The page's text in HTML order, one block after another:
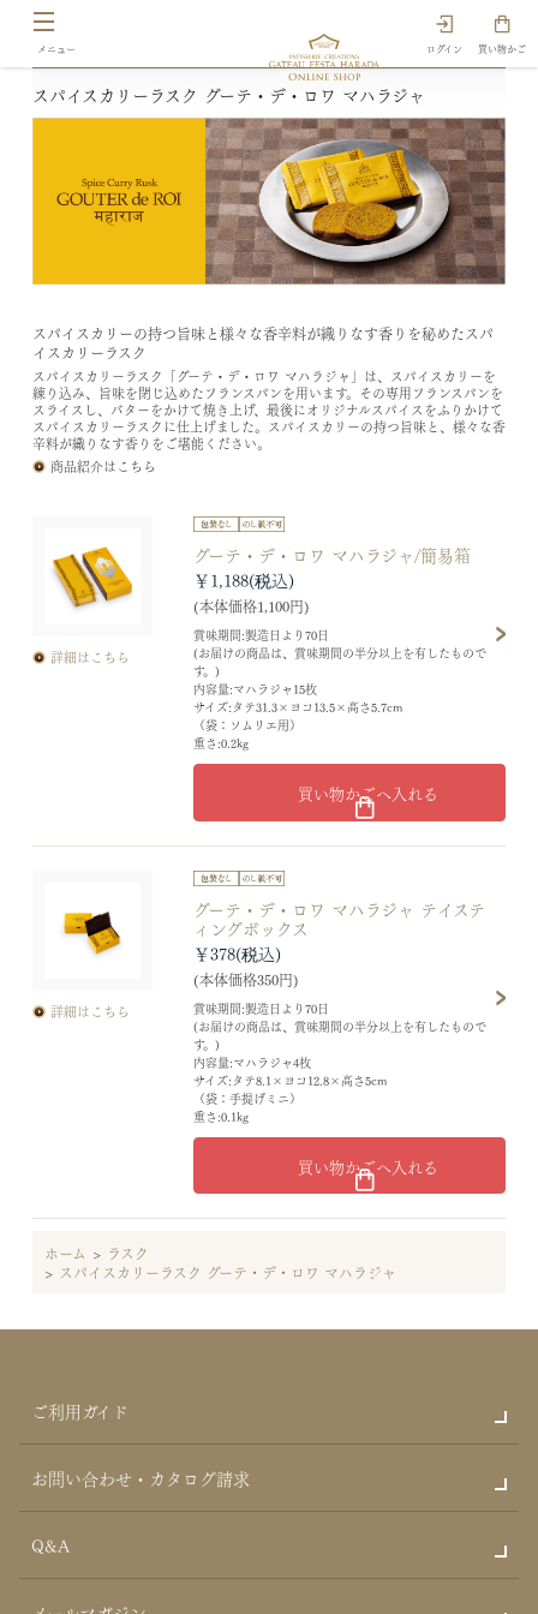
ログイン 買い物かご
スパイスカリーラスク グーテ・デ・ロワ マハラジャ
スパイスカリーの持つ旨味と様々な香辛料が織りなす香りを秘めたスパ
イスカリーラスク
スパイスカリーラスク「グーテ・デ・ロワ マハラジャ」は、スパイスカリーを
練り込み、旨味を閉じ込めたフランスパンを用います。その専用フランスパンを
スライスし、バターをかけて焼き上げ、最後にオリジナルスパイスをふりかけて
スパイスカリーラスクに仕上げました。スパイスカリーの持つ旨味と、様々な香
辛料が織りなす香りをご堪能ください。
商品紹介はこちら
詳細はこちら
グーテ・デ・ロワ マハラジャ/簡易箱
賞味期間:製造日より70日
(お届けの商品は、賞味期間の半分以上を有したもので
す。)
内容量:マハラジャ15枚
サイズ:タテ31.3×ヨコ13.5×高さ5.7cm
（袋：ソムリエ用）
重さ:0.2kg
￥1,188
(本体価格1,100円)
買い物かごへ入れる
詳細はこちら
グーテ・デ・ロワ マハラジャ テイステ
ィングボックス
賞味期間:製造日より70日
(お届けの商品は、賞味期間の半分以上を有したもので
す。)
内容量:マハラジャ4枚
サイズ:タテ8.1×ヨコ12.8×高さ5cm
（袋：手提げミニ）
重さ:0.1kg
￥378
(本体価格350円)
買い物かごへ入れる
ホーム > ラスク
> スパイスカリーラスク グーテ・デ・ロワ マハラジャ
ご利用ガイド
お問い合わせ・カタログ請求
Q&A